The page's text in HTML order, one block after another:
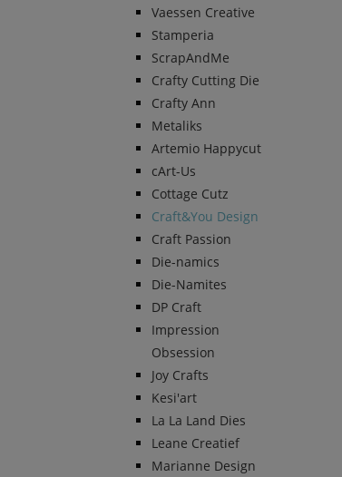
Vaessen Creative
Stamperia
ScrapAndMe
Crafty Cutting Die
Crafty Ann
Metaliks
Artemio Happycut
cArt-Us
Cottage Cutz
Craft&You Design
Craft Passion
Die-namics
Die-Namites
DP Craft
Impression
Obsession
Joy Crafts
Kesi'art
La La Land Dies
Leane Creatief
Marianne Design